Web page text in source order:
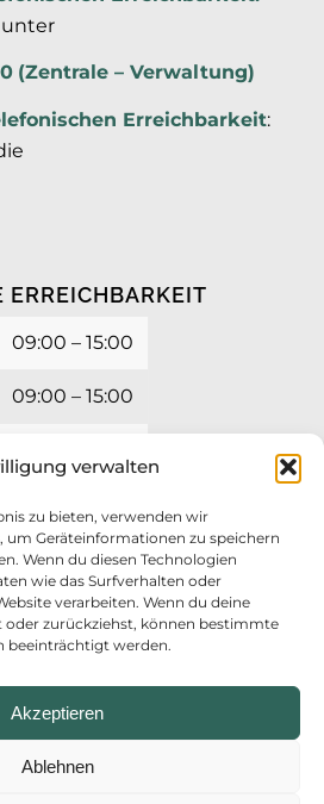
verwalten
zu bieten, verwenden wir
um Geräteinformationen zu speichern
Wenn du diesen Technologien
wie das Surfverhalten oder
verarbeiten. Wenn du deine
zurückziehst, können bestimmte
beeinträchtigt werden.
Akzeptieren
Ablehnen
unter
(Zentrale – Verwaltung)
Erreichbarkeit:
ERREICHBARKEIT
09:00 – 15:00
09:00 – 15:00
09:00 – 12:00